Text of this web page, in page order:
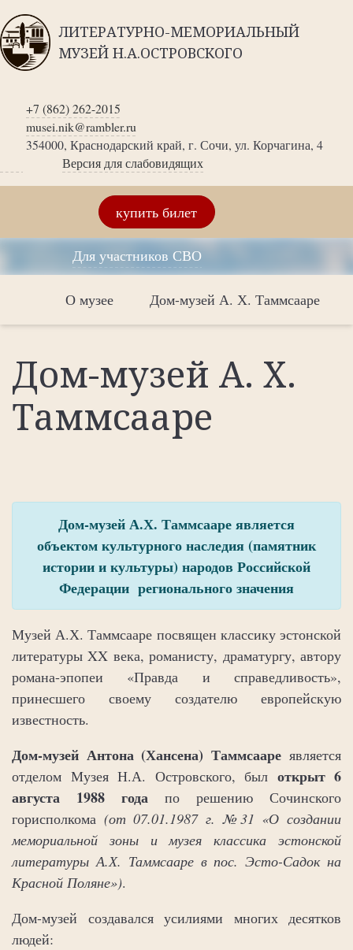
ЛИТЕРАТУРНО-МЕМОРИАЛЬНЫЙ
МУЗЕЙ Н.А.ОСТРОВСКОГО
+7 (862) 262-2015
musei.nik@rambler.ru
354000, Краснодарский край, г. Сочи, ул. Корчагина, 4
Версия для слабовидящих
купить билет
Для участников СВО
О музее Дом-музей А. Х. Таммсааре
Дом-музей А. Х.
Таммсааре
Дом-музей А.Х. Таммсааре является
объектом культурного наследия (памятник
истории и культуры) народов Российской
Федерации регионального значения
Музей А.Х. Таммсааре посвящен классику эстонской
литературы XX века, романисту, драматургу, автору
романа-эпопеи «Правда и справедливость»,
принесшего своему создателю европейскую
известность.
Дом-музей Антона (Хансена) Таммсаареявляется
отделом Музея Н.А. Островского, был открыт 6
августа 1988 года по решению Сочинского
горисполкома (от 07.01.1987 г. №31 «О создании
мемориальной зоны и музея классика эстонской
литературы А.Х. Таммсааре в пос. Эсто-Садок на
Красной Поляне»).
Дом-музей создавался усилиями многих десятков
людей: